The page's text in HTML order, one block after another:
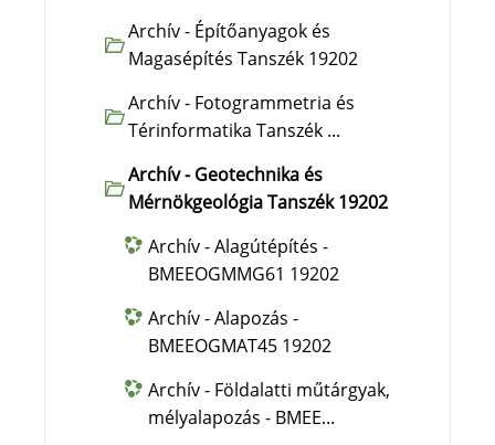
Archív - Építőanyagok és
Magasépítés Tanszék 19202
Archív - Fotogrammetria és
Térinformatika Tanszék ...
Archív - Geotechnika és
Mérnökgeológia Tanszék 19202
Archív - Alagútépítés -
BMEEOGMMG61 19202
Archív - Alapozás -
BMEEOGMAT45 19202
Archív - Földalatti műtárgyak,
mélyalapozás - BMEE...